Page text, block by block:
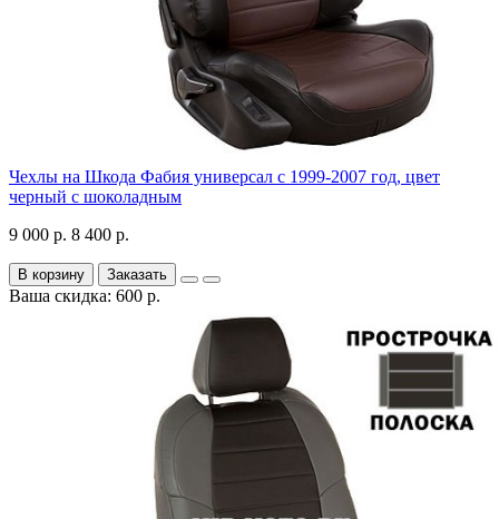
Чехлы на Шкода Фабия универсал с 1999-2007 год, цвет
черный с шоколадным
9 000 р. 8 400 р.
В корзину Заказать
Ваша скидка: 600 р.